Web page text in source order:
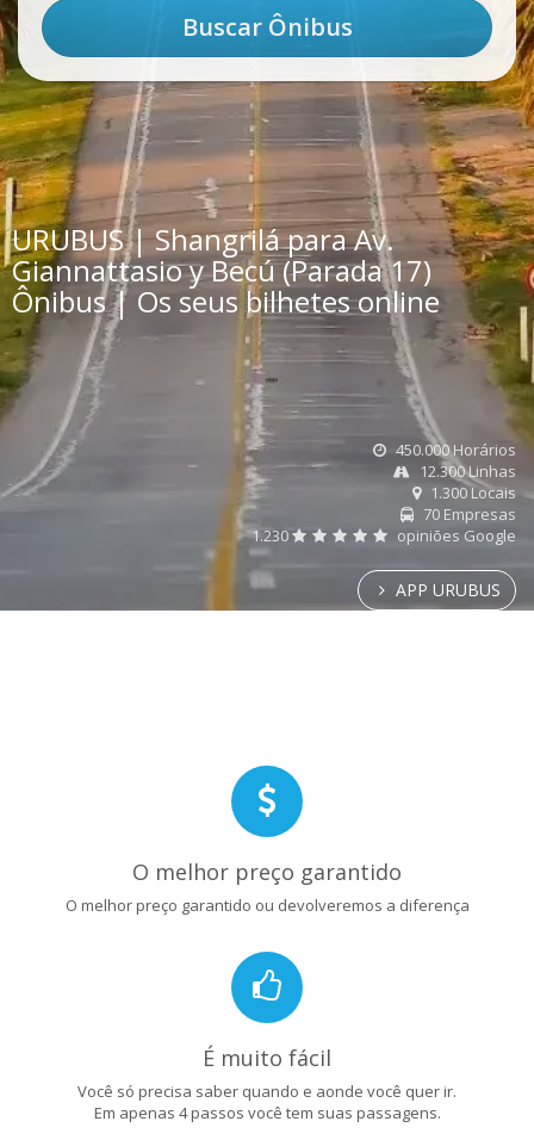
URUBUS | Shangrilá para Av.
Giannattasio y Becú (Parada 17)
Ônibus | Os seus bilhetes online
450.000 Horários
12.300 Linhas
1.300 Locais
70 Empresas
1.230
opiniões Google
APP URUBUS
O melhor preço garantido
O melhor preço garantido ou devolveremos a diferença
É muito fácil
Você só precisa saber quando e aonde você quer ir.
Em apenas 4 passos você tem suas passagens.